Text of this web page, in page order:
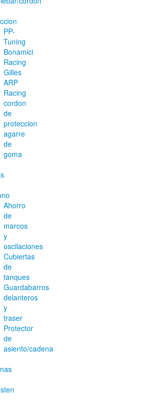
PP-
Tuning
Bonamici
Racing
Gilles
ARP
Racing
cordon
de
proteccion
agarre
de
goma
Ahorro
de
marcos
y
oscilaciones
Cubiertas
de
tanques
Guardabarros
delanteros
y
traser
Protector
de
asiento/cadena